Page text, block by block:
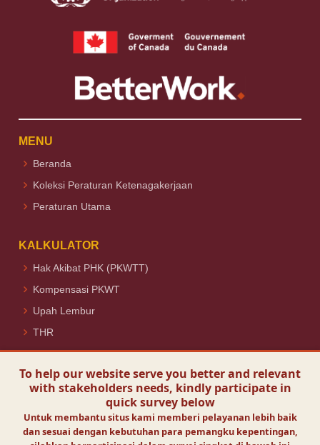
To help our website serve you better and relevant
with stakeholders needs, kindly participate in
quick survey below
Untuk membantu situs kami memberi pelayanan lebih baik
dan sesuai dengan kebutuhan para pemangku kepentingan,
MENU
Beranda
Koleksi Peraturan Ketenagakerjaan
Peraturan Utama
KALKULATOR
Hak Akibat PHK (PKWTT)
Kompensasi PKWT
Upah Lembur
THR
Ikuti Kami
Visit Today :151